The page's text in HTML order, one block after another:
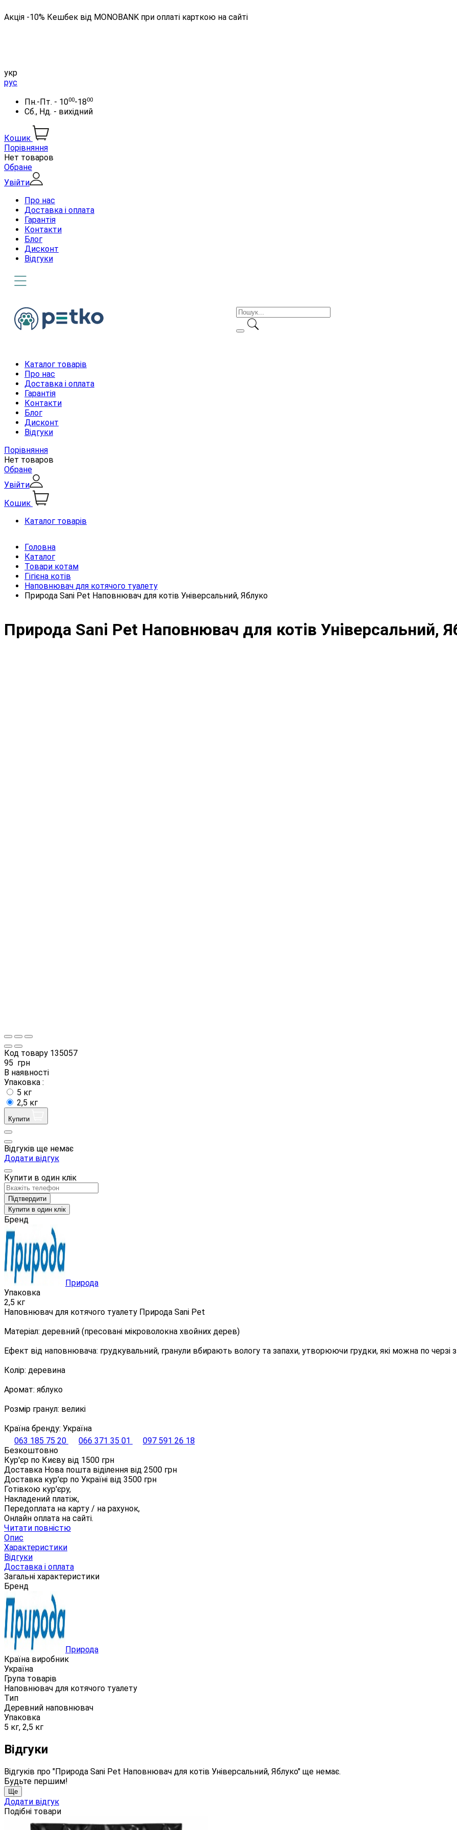
Акція -10% Кешбек від MONOBANK при оплаті карткою на сайті
укр
рус
Пн.-Пт. - 1000-1800
Сб., Нд. - вихідний
Кошик
Порівняння
Нет товаров
Обране
Увійти
Про нас
Доставка і оплата
Гарантія
Контакти
Блог
Дисконт
Відгуки
Каталог товарів
Про нас
Доставка і оплата
Гарантія
Контакти
Блог
Дисконт
Відгуки
Порівняння
Нет товаров
Обране
Увійти
Кошик
Каталог товарів
Головна
Каталог
Товари котам
Гігієна котів
Наповнювач для котячого туалету
Природа Sani Pet Наповнювач для котів Універсальний, Яблуко
Природа Sani Pet Наповнювач для котів Універсальний,
Код товару 135057
95 грн
В наявності
Упаковка :
5 кг
2,5 кг
Купити
Відгуків ще немає
Додати відгук
Купити в один клік
Підтвердити
Купити в один клік
Бренд
Природа
Упаковка
2,5 кг
Наповнювач для котячого туалету Природа Sani Pet
Матеріал: деревний (пресовані мікроволокна хвойних дерев)
Ефект від наповнювача: грудкувальний, гранули вбирають вологу та запахи, утворюючи грудки, які можна по черзі
Колір: деревина
Аромат: яблуко
Розмір гранул: великі
Країна бренду: Україна
063 185 75 20
066 371 35 01
097 591 26 18
Безкоштовно
Кур'єр по Києву від 1500 грн
Доставка Нова пошта віділення від 2500 грн
Доставка кур'єр по Україні від 3500 грн
Готівкою кур'єру,
Накладений платіж,
Передоплата на карту / на рахунок,
Онлайн оплата на сайті.
Читати повністю
Опис
Характеристики
Відгуки
Доставка і оплата
Загальні характеристики
Бренд
Природа
Країна виробник
Україна
Група товарів
Наповнювач для котячого туалету
Тип
Деревний наповнювач
Упаковка
5 кг, 2,5 кг
Відгуки
Відгуків про "Природа Sani Pet Наповнювач для котів Універсальний, Яблуко" ще немає.
Будьте першим!
Ще
Додати відгук
Подібні товари